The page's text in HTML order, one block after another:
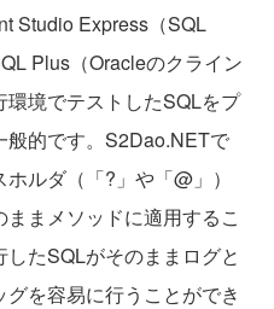
Studio Express（SQL
Plus（Oracleのクライン
環境でテストしたSQLをプ
般的です。S2Dao.NETで
ルダ（「?」や「@」）
まメソッドに適用するこ
たSQLがそのままログと
を容易に行うことができ